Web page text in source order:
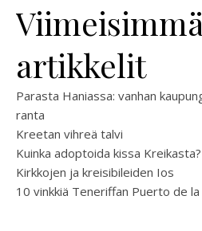
artikkelit
Parasta Haniassa: vanhan
ranta
Kreetan vihreä talvi
Kuinka adoptoida kissa Kreikasta?
Kirkkojen ja kreisibileiden Ios
10 vinkkiä Teneriffan Puerto de la